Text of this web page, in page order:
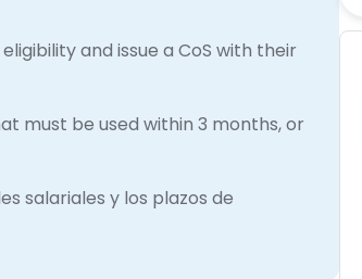
and issue a CoS with their
must be used within 3 months, or
salariales y los plazos de